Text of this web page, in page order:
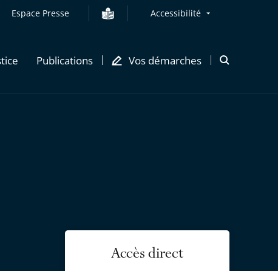
Espace Presse Accessibilité
Publications Vos démarches
Ouvrir
Accès direct